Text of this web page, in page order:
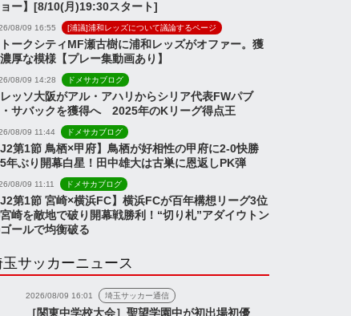
ー】[8/10(月)19:30スタート]
08/09 16:55 [浦議]浦和レッズについて議論するページ
ークシティMF瀬古樹に浦和レッズがオファー。獲
厚な模様【プレー集動画あり】
08/09 14:28 ドメサカブログ
ッソ大阪がアル・アハリからシリア代表FWパブ
・サバックを獲得へ 2025年のKリーグ得点王
08/09 11:44 ドメサカブログ
J2第1節 鳥栖×甲府】鳥栖が好相性の甲府に2-0快勝
年ぶり開幕白星！田中雄大は古巣に恩返しPK弾
08/09 11:11 ドメサカブログ
J2第1節 宮崎×横浜FC】横浜FCが百年構想リーグ3位
崎を敵地で破り開幕戦勝利！“切り札”アダイウトン
ールで均衡破る
玉サッカーニュース
2026/08/09 16:01 埼玉サッカー通信
［関東中学校大会］聖望学園中が初出場初優